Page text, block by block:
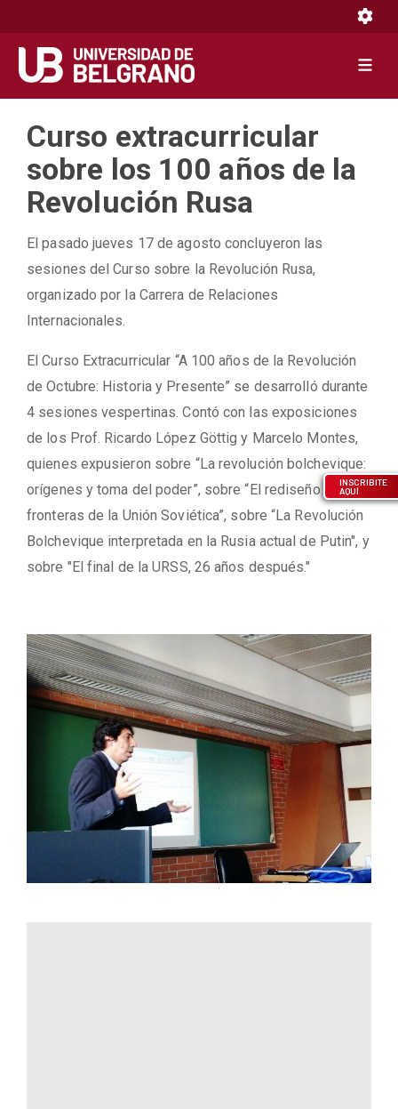
principal
Curso extracurricular
sobre los 100 años de la
Revolución Rusa
El pasado jueves 17 de agosto concluyeron las
sesiones del Curso sobre la Revolución Rusa,
organizado por la Carrera de Relaciones
Internacionales.
El Curso Extracurricular “A 100 años de la Revolución
de Octubre: Historia y Presente” se desarrolló durante
4 sesiones vespertinas. Contó con las exposiciones
de los Prof. Ricardo López Göttig y Marcelo Montes,
quienes expusieron sobre “La revolución bolchevique:
orígenes y toma del poder”, sobre “El rediseño de las
fronteras de la Unión Soviética”, sobre “La Revolución
Bolchevique interpretada en la Rusia actual de Putin", y
sobre "El final de la URSS, 26 años después."
INSCRIBITE
AQUÍ